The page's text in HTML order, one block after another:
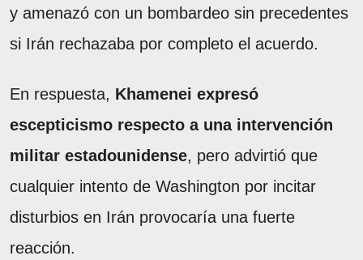
y amenazó con un bombardeo sin precedentes
si Irán rechazaba por completo el acuerdo.
En respuesta, Khamenei expresó
escepticismo respecto a una intervención
militar estadounidense, pero advirtió que
cualquier intento de Washington por incitar
disturbios en Irán provocaría una fuerte
reacción.